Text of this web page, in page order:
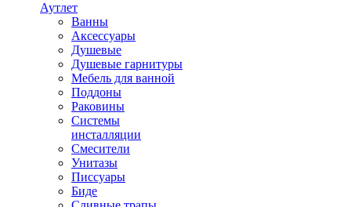
Аутлет
Ванны
Аксессуары
Душевые
Душевые гарнитуры
Мебель для ванной
Поддоны
Раковины
Системы
инсталляции
Смесители
Унитазы
Писсуары
Биде